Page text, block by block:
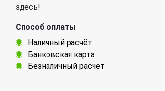
здесь!
Способ оплаты
Наличный расчёт
Банковская карта
Безналичный расчёт